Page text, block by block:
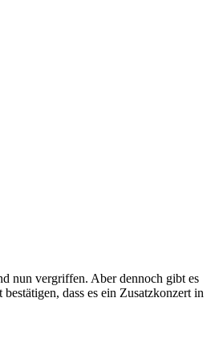
nun vergriffen. Aber dennoch gibt es
dass es ein Zusatzkonzert in